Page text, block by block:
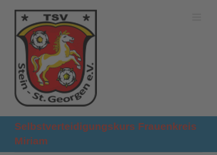
Selbstverteidigungskurs Frauenkreis
Miriam